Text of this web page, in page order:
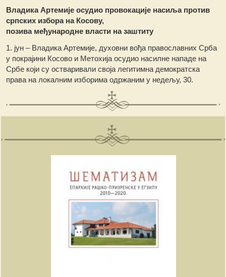
Владика Артемије осудио провокације насиља против
српских избора на Косову,
позива међународне власти на заштиту
1. јун – Владика Артемије, духовни вођа православних Срба
у покрајини Косово и Метохија осудио насилне нападе на
Србе који су остваривали своја легитимна демократска
права на локалним изборима одржаним у недељу, 30.